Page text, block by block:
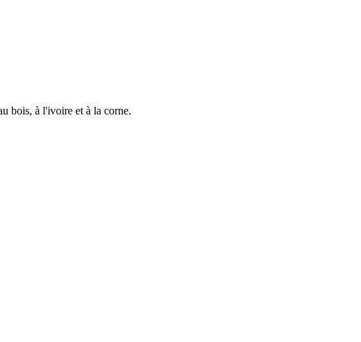
bois, à l'ivoire et à la corne.